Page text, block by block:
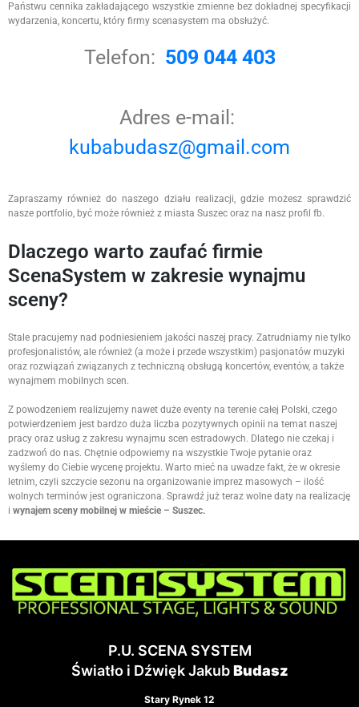
Państwu cennika zakładającego wszystkie zmienne bez dokładnej specyfikacji
wydarzenia, koncertu, który firmy scenasystem ma obsłużyć.
Telefon: 509 044 403
Adres e-mail:
kubabudasz@gmail.com
Zapraszamy również do naszego działu realizacji, gdzie możesz sprawdzić
nasze portfolio, być może również z miasta Suszec oraz na nasz profil fb.
Dlaczego warto zaufać firmie
ScenaSystem w zakresie wynajmu
sceny?
Stale pracujemy nad podniesieniem jakości naszej pracy. Zatrudniamy nie tylko
profesjonalistów, ale również (a może i przede wszystkim) pasjonatów muzyki
oraz rozwiązań związanych z techniczną obsługą koncertów, eventów, a także
wynajmem mobilnych scen.
Z powodzeniem realizujemy nawet duże eventy na terenie całej Polski, czego
potwierdzeniem jest bardzo duża liczba pozytywnych opinii na temat naszej
pracy oraz usług z zakresu wynajmu scen estradowych. Dlatego nie czekaj i
zadzwoń do nas. Chętnie odpowiemy na wszystkie Twoje pytanie oraz
wyślemy do Ciebie wycenę projektu. Warto mieć na uwadze fakt, że w okresie
letnim, czyli szczycie sezonu na organizowanie imprez masowych – ilość
wolnych terminów jest ograniczona. Sprawdź już teraz wolne daty na realizację
i wynajem sceny mobilnej w mieście – Suszec.
P.U. SCENA SYSTEM
Światło i Dźwięk JakubBudasz
Stary Rynek 12